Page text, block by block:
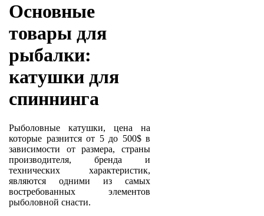
Основные
товары для
рыбалки:
катушки для
спиннинга
Рыболовные катушки, цена на
которые разнится от 5 до 500$ в
зависимости от размера, страны
производителя, бренда и
технических характеристик,
являются одними из самых
востребованных элементов
рыболовной снасти.